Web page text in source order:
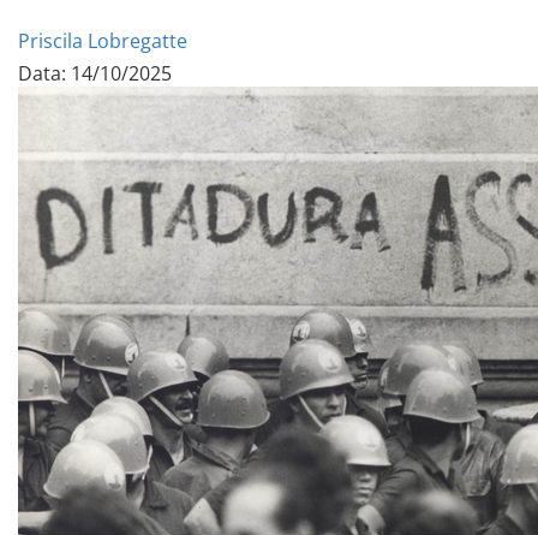
Priscila Lobregatte
Data: 14/10/2025